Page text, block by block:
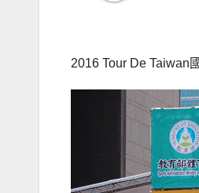
2016 Tour De Taiwan